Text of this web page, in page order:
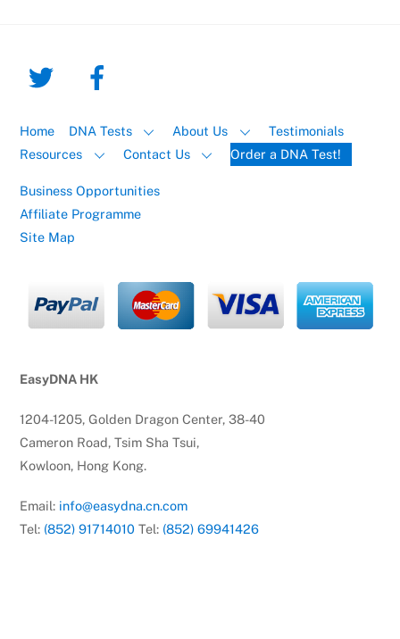
Home DNA Tests About Us
Testimonials
Resources
Contact Us Order a DNA Test!
Business Opportunities
Affiliate Programme
Site Map
EasyDNA HK
1204-1205, Golden Dragon Center, 38-40
Cameron Road, Tsim Sha Tsui,
Kowloon, Hong Kong.
Email: info@easydna.cn.com
Tel: (852) 91714010 Tel: (852) 69941426